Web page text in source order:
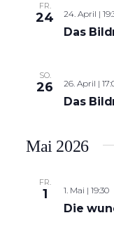
FR.
24 24. April |
Das
SO.
26 26. April |
Das
Mai 2026
FR.
1 1. Mai | 19:30
Die